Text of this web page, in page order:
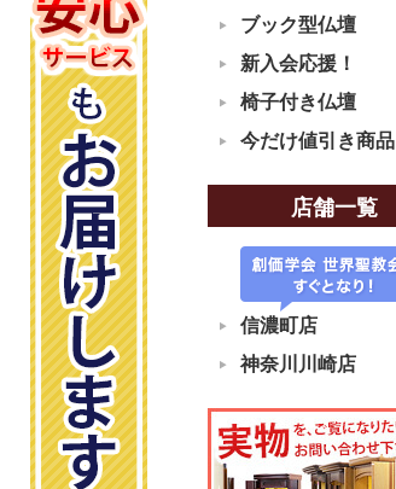
ブック型仏壇
新入会応援！
椅子付き仏壇
今だけ値引き商品
店舗一覧
信濃町店
神奈川川崎店